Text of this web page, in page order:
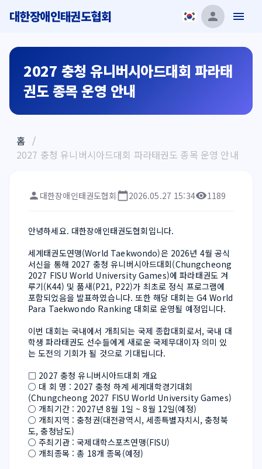
대한장애인태권도협회
2027 충청 유니버시아드대회 파라태
권도 종목 운영 안내
홈 /
2027 충청 유니버시아드대회 파라태권도 종목 운영 안내
대한장애인태권도협회 2026.05.27 15:34 1189
안녕하세요. 대한장애인태권도협회입니다.
세계태권도연맹(World Taekwondo)은 2026년 4월 공식
서신을 통해 2027 충청 유니버시아드대회(Chungcheong
2027 FISU World University Games)에 파라태권도 겨
루기(K44) 및 품새(P21, P22)가 최초로 정식 프로그램에
포함되었음을 발표하였습니다. 또한 해당 대회는 G4 World
Para Taekwondo Ranking 대회로 운영될 예정입니다.
이번 대회는 국내에서 개최되는 국제 종합대회로서, 국내 대
학생 파라태권도 선수들에게 새로운 국제무대이자 의미 있
는 도전의 기회가 될 것으로 기대됩니다.
□ 2027 충청 유니버시아드대회 개요
○ 대 회 명 : 2027 충청 하계 세계대학경기대회
(Chungcheong 2027 FISU World University Games)
○ 개최기간 : 2027년 8월 1일 ~ 8월 12일(예정)
○ 개최지역 : 충청권(대전광역시, 세종특별자치시, 충청북
도, 충청남도)
○ 주최기관 : 국제대학스포츠연맹(FISU)
○ 개최종목 : 총 18개 종목(예정)